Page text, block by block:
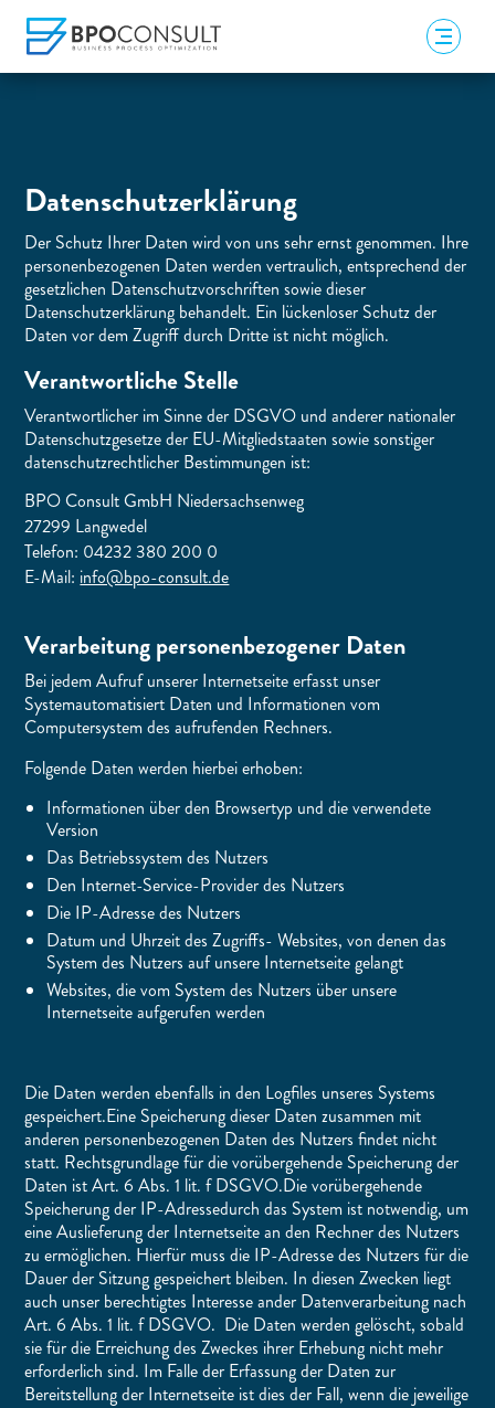
Datenschutz­erklärung
Der Schutz Ihrer Daten wird von uns sehr ernst genommen. Ihre
personenbezogenen Daten werden vertraulich, entsprechend der
gesetzlichen Datenschutzvorschriften sowie dieser
Datenschutzerklärung behandelt. Ein lückenloser Schutz der
Daten vor dem Zugriff durch Dritte ist nicht möglich.
Verantwortliche Stelle
Verantwortlicher im Sinne der DSGVO und anderer nationaler
Datenschutzgesetze der EU-Mitgliedstaaten sowie sonstiger
datenschutzrechtlicher Bestimmungen ist:
BPO Consult GmbH Niedersachsenweg
27299 Langwedel
Telefon: 04232 380 200 0
E-Mail: info@bpo-consult.de
Verarbeitung personenbezogener Daten
Bei jedem Aufruf unserer Internetseite erfasst unser
Systemautomatisiert Daten und Informationen vom
Computersystem des aufrufenden Rechners.
Folgende Daten werden hierbei erhoben:
Informationen über den Browsertyp und die verwendete
Version
Das Betriebssystem des Nutzers
Den Internet-Service-Provider des Nutzers
Die IP-Adresse des Nutzers
Datum und Uhrzeit des Zugriffs- Websites, von denen das
System des Nutzers auf unsere Internetseite gelangt
Websites, die vom System des Nutzers über unsere
Internetseite aufgerufen werden
Die Daten werden ebenfalls in den Logfiles unseres Systems
gespeichert.Eine Speicherung dieser Daten zusammen mit
anderen personenbezogenen Daten des Nutzers findet nicht
statt. Rechtsgrundlage für die vorübergehende Speicherung der
Daten ist Art. 6 Abs. 1 lit. f DSGVO.Die vorübergehende
Speicherung der IP-Adressedurch das System ist notwendig, um
eine Auslieferung der Internetseite an den Rechner des Nutzers
zu ermöglichen. Hierfür muss die IP-Adresse des Nutzers für die
Dauer der Sitzung gespeichert bleiben. In diesen Zwecken liegt
auch unser berechtigtes Interesse ander Datenverarbeitung nach
Art. 6 Abs. 1 lit. f DSGVO. Die Daten werden gelöscht, sobald
sie für die Erreichung des Zweckes ihrer Erhebung nicht mehr
erforderlich sind. Im Falle der Erfassung der Daten zur
Bereitstellung der Internetseite ist dies der Fall, wenn die jeweilige